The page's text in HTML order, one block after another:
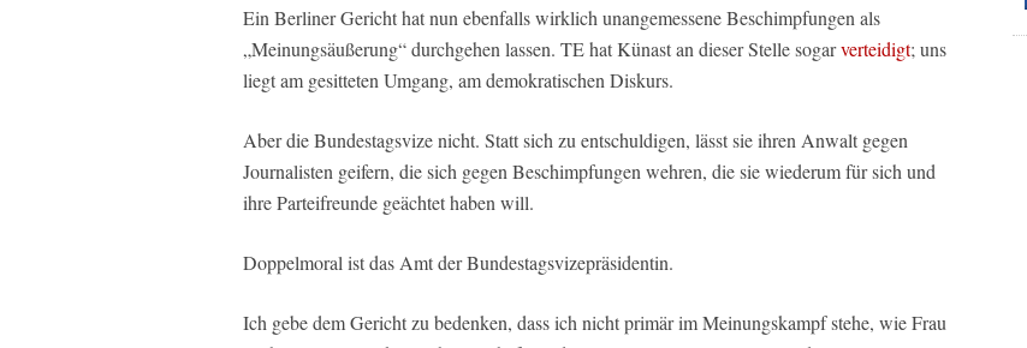
Ein Berliner Gericht hat nun ebenfalls wirklich unangemessene Beschimpfungen als
„Meinungsäußerung“ durchgehen lassen. TE hat Künast an dieser Stelle sogarverteidigt; uns
liegt am gesitteten Umgang, am demokratischen Diskurs.
Aber die Bundestagsvize nicht. Statt sich zu entschuldigen, lässt sie ihren Anwalt gegen
Journalisten geifern, die sich gegen Beschimpfungen wehren, die sie wiederum für sich und
ihre Parteifreunde geächtet haben will.
Doppelmoral ist das Amt der Bundestagsvizepräsidentin.
Ich gebe dem Gericht zu bedenken, dass ich nicht primär im Meinungskampf stehe, wie Frau